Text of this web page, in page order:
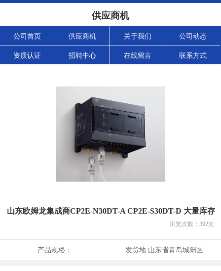
供应商机
公司首页 供应商机 关于我们 公司动态
资质认证 招聘中心 在线留言 联系方式
山东欧姆龙集成商CP2E-N30DT-A CP2E-S30DT-D 大量库存
浏览次数： 392次
产品规格： 发货地:山东省青岛城阳区